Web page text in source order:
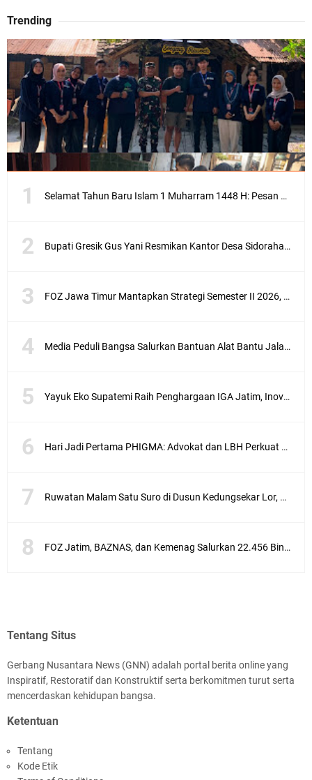
Trending
Selamat Tahun Baru Islam 1 Muharram 1448 H: Pesan Hijrah Drs. H. Husnul Aqib, M.M. untuk Negeri
Bupati Gresik Gus Yani Resmikan Kantor Desa Sidoraharjo: Simbol Komitmen Pelayanan Publik dan Kepedulian Sosial
FOZ Jawa Timur Mantapkan Strategi Semester II 2026, Fokus pada Penguatan SDM Amil dan Kolaborasi BerdampakNarasi
Media Peduli Bangsa Salurkan Bantuan Alat Bantu Jalan untuk Lansia
Yayuk Eko Supatemi Raih Penghargaan IGA Jatim, Inovasi Wayang Kulit untuk Anak Berkebutuhan Khusus
Hari Jadi Pertama PHIGMA: Advokat dan LBH Perkuat Soliditas di Jakarta
Ruwatan Malam Satu Suro di Dusun Kedungsekar Lor, Tradisi Luhur yang Terus Istiqomah
FOZ Jatim, BAZNAS, dan Kemenag Salurkan 22.456 Bingkisan Lebaran Yatim Serentak di Berbagai Daerah di Jawa Timur
Tentang Situs
Gerbang Nusantara News (GNN) adalah portal berita online yang
Inspiratif, Restoratif dan Konstruktif serta berkomitmen turut serta
mencerdaskan kehidupan bangsa.
Ketentuan
Tentang
Kode Etik